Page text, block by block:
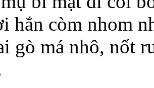
hắn còm nhom
gò má nhô, nốt